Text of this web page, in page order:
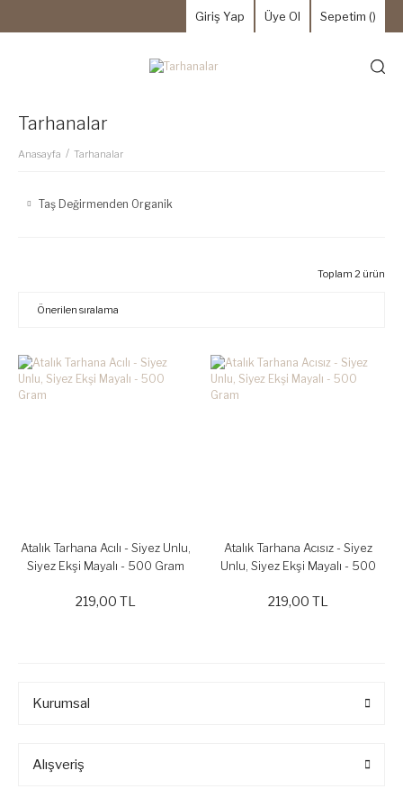
Giriş Yap Üye Ol Sepetim ()
Tarhanalar
Anasayfa Tarhanalar
Taş Değirmenden Organik
Toplam 2 ürün
Atalık Tarhana Acılı - Siyez Unlu,
Siyez Ekşi Mayalı - 500 Gram
219,00 TL
Atalık Tarhana Acısız - Siyez
Unlu, Siyez Ekşi Mayalı - 500
219,00 TL
Kurumsal
Alışveriş